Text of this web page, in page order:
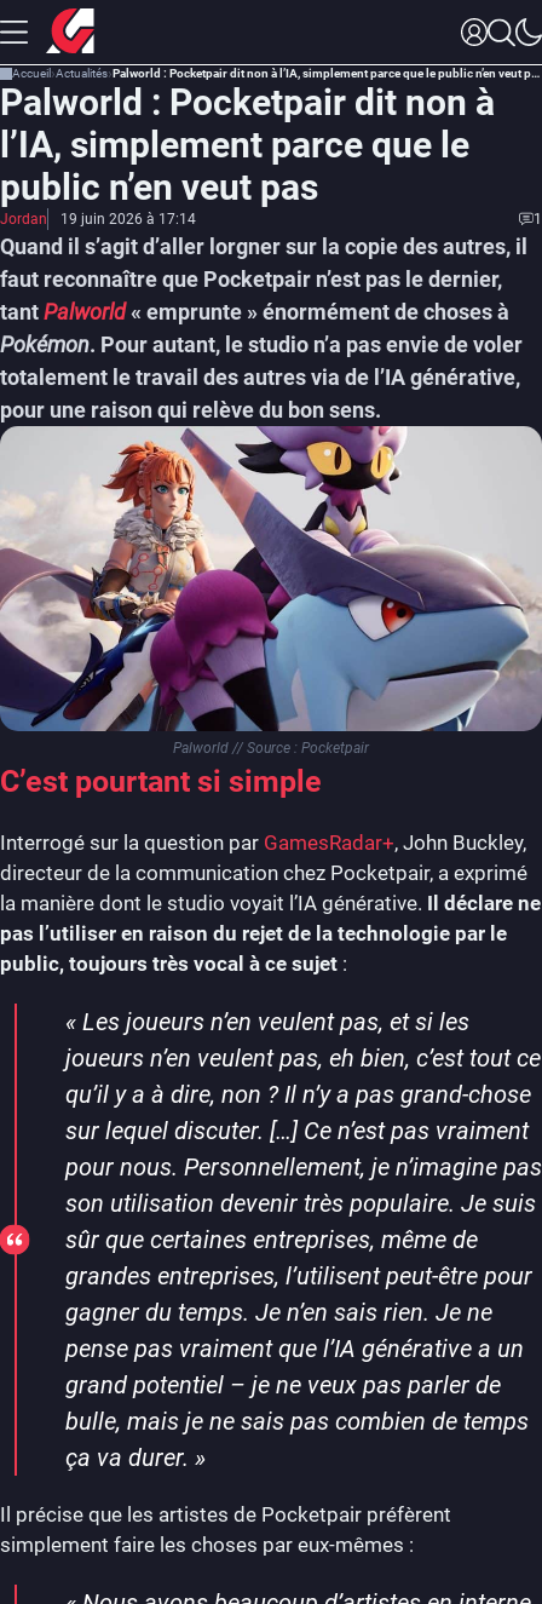
Accueil Actualités Palworld : Pocketpair dit non à l’IA, simplement parce que le public n’en veut pas
Palworld : Pocketpair dit non à
l’IA, simplement parce que le
public n’en veut pas
Jordan 19 juin 2026 à 17:14 1
Quand il s’agit d’aller lorgner sur la copie des autres, il
faut reconnaître que Pocketpair n’est pas le dernier,
tantPalworld« emprunte » énormément de choses à
Pokémon. Pour autant, le studio n’a pas envie de voler
totalement le travail des autres via de l’IA générative,
pour une raison qui relève du bon sens.
Palworld // Source : Pocketpair
C’est pourtant si simple
Interrogé sur la question par GamesRadar+, John Buckley,
directeur de la communication chez Pocketpair, a exprimé
la manière dont le studio voyait l’IA générative. Il déclare ne
pas l’utiliser en raison du rejet de la technologie par le
public, toujours très vocal à ce sujet :
« Les joueurs n’en veulent pas, et si les
joueurs n’en veulent pas, eh bien, c’est tout ce
qu’il y a à dire, non ? Il n’y a pas grand-chose
sur lequel discuter. […] Ce n’est pas vraiment
pour nous. Personnellement, je n’imagine pas
son utilisation devenir très populaire. Je suis
sûr que certaines entreprises, même de
grandes entreprises, l’utilisent peut-être pour
gagner du temps. Je n’en sais rien. Je ne
pense pas vraiment que l’IA générative a un
grand potentiel – je ne veux pas parler de
bulle, mais je ne sais pas combien de temps
ça va durer. »
Il précise que les artistes de Pocketpair préfèrent
simplement faire les choses par eux-mêmes :